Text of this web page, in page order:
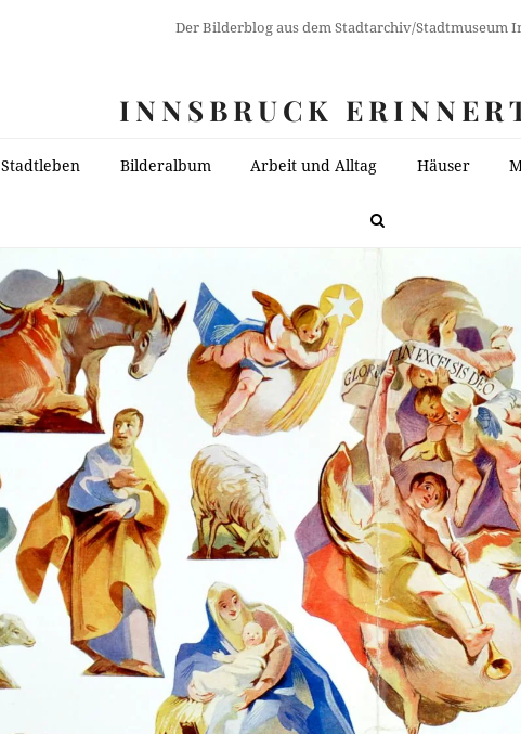
Der Bilderblog aus dem Stadtarchiv/Stadtmuseum
INNSBRUCK
Stadtleben Bilderalbum Arbeit und Alltag Häuser